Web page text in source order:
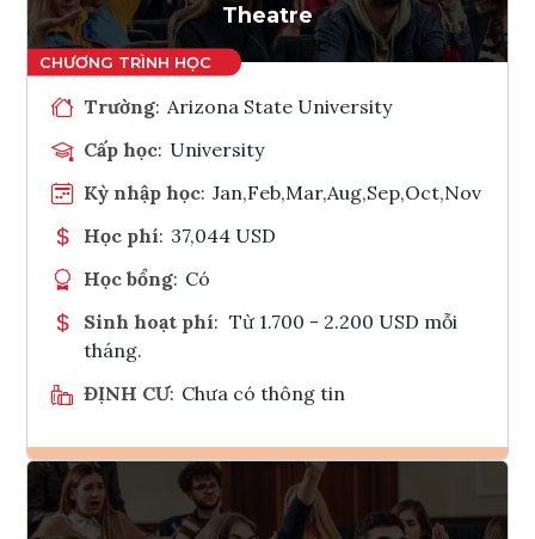
Theatre
Trường: Arizona State University
Cấp học: University
Kỳ nhập học: Jan,Feb,Mar,Aug,Sep,Oct,Nov
Học phí: 37,044 USD
Học bổng: Có
Sinh hoạt phí: Từ 1.700 - 2.200 USD mỗi
tháng.
ĐỊNH CƯ: Chưa có thông tin
Ghi danh